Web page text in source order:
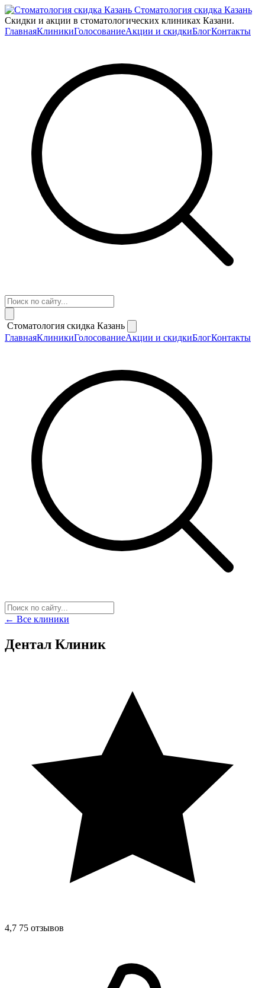
Стоматология скидка Казань
Скидки и акции в стоматологических клиниках Казани.
ГлавнаяКлиникиГолосованиеАкции и скидкиБлогКонтакты
Стоматология скидка Казань
ГлавнаяКлиникиГолосованиеАкции и скидкиБлогКонтакты
← Все клиники
Дентал Клиник
4,7 75 отзывов